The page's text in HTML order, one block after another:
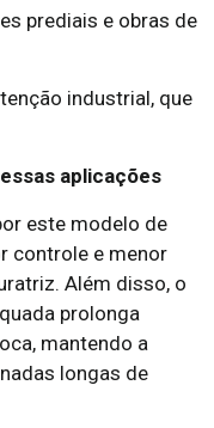
prediais e obras de
industrial, que
aplicações
este modelo de
controle e menor
Além disso, o
prolonga
mantendo a
longas de